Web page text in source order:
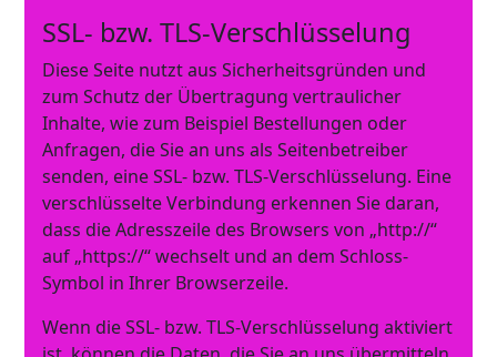
SSL- bzw. TLS-Verschlüsselung
Diese Seite nutzt aus Sicherheitsgründen und
zum Schutz der Übertragung vertraulicher
Inhalte, wie zum Beispiel Bestellungen oder
Anfragen, die Sie an uns als Seitenbetreiber
senden, eine SSL- bzw. TLS-Verschlüsselung. Eine
verschlüsselte Verbindung erkennen Sie daran,
dass die Adresszeile des Browsers von „http://“
auf „https://“ wechselt und an dem Schloss-
Symbol in Ihrer Browserzeile.
Wenn die SSL- bzw. TLS-Verschlüsselung aktiviert